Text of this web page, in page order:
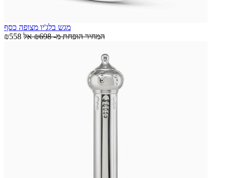
מגש בלג'יו מצופה כסף
₪558
המחיר הופחת מ-₪698 אל